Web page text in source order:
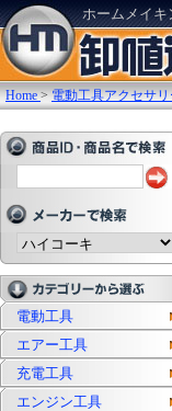
ホームメイキ
Home >電動工具アクセサ
電動工具
エアー工具
充電工具
エンジン工具